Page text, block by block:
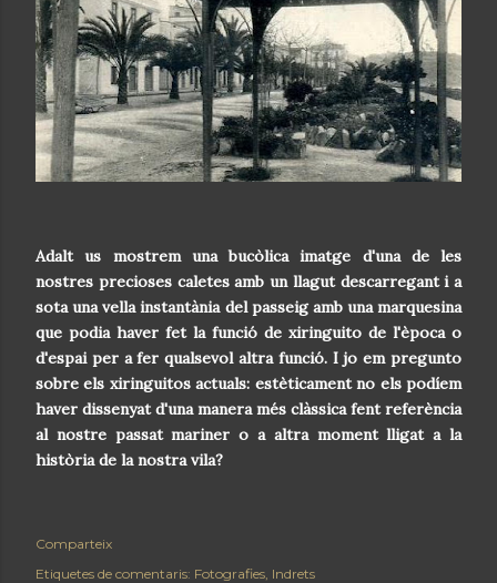
Adalt us mostrem una bucòlica imatge d'una de les
nostres precioses caletes amb un llagut descarregant i a
sota una vella instantània del passeig amb una marquesina
que podia haver fet la funció de xiringuito de l'època o
d'espai per a fer qualsevol altra funció. I jo em pregunto
sobre els xiringuitos actuals: estèticament no els podíem
haver dissenyat d'una manera més clàssica fent referència
al nostre passat mariner o a altra moment lligat a la
història de la nostra vila?
Comparteix
Etiquetes de comentaris: Fotografies Indrets